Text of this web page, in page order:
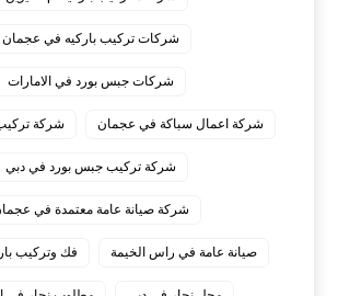
شركات تركيب باركيه في عجمان
شركات جبس بورد في الامارات
شركة اعمال سباكة في عجمان شركة
شركة تركيب جبس بورد في دبي
شركة صيانة عامة معتمدة في
صيانة عامة في راس الخيمة فك وتركيب